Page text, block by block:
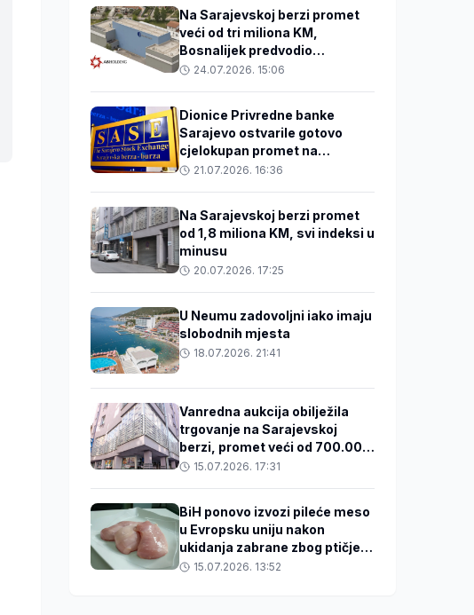
Na Sarajevskoj berzi promet
veći od tri miliona KM,
Bosnalijek predvodio
trgovanje
24.07.2026. 15:06
Dionice Privredne banke
Sarajevo ostvarile gotovo
cjelokupan promet na
Sarajevskoj berzi
21.07.2026. 16:36
Na Sarajevskoj berzi promet
od 1,8 miliona KM, svi indeksi u
minusu
20.07.2026. 17:25
U Neumu zadovoljni iako imaju
slobodnih mjesta
18.07.2026. 21:41
Vanredna aukcija obilježila
trgovanje na Sarajevskoj
berzi, promet veći od 700.000
KM15.07.2026. 17:31
BiH ponovo izvozi pileće meso
u Evropsku uniju nakon
ukidanja zabrane zbog ptičjeg
gripa15.07.2026. 13:52